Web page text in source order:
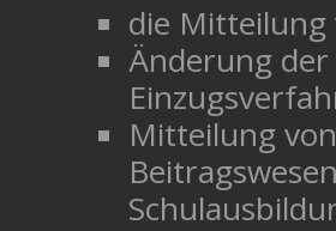
die
Änderung
Mitteilung